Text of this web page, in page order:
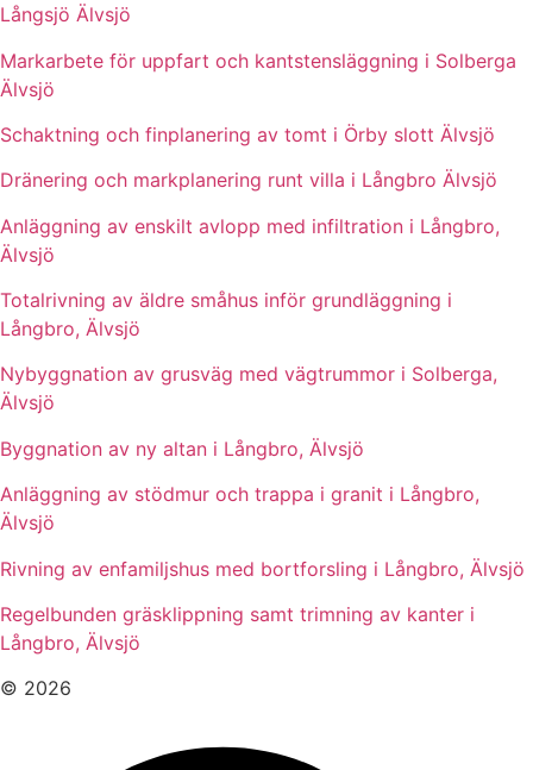
Långsjö Älvsjö
Markarbete för uppfart och kantstensläggning i Solberga
Älvsjö
Schaktning och finplanering av tomt i Örby slott Älvsjö
Dränering och markplanering runt villa i Långbro Älvsjö
Anläggning av enskilt avlopp med infiltration i Långbro,
Älvsjö
Totalrivning av äldre småhus inför grundläggning i
Långbro, Älvsjö
Nybyggnation av grusväg med vägtrummor i Solberga,
Älvsjö
Byggnation av ny altan i Långbro, Älvsjö
Anläggning av stödmur och trappa i granit i Långbro,
Älvsjö
Rivning av enfamiljshus med bortforsling i Långbro, Älvsjö
Regelbunden gräsklippning samt trimning av kanter i
Långbro, Älvsjö
© 2026